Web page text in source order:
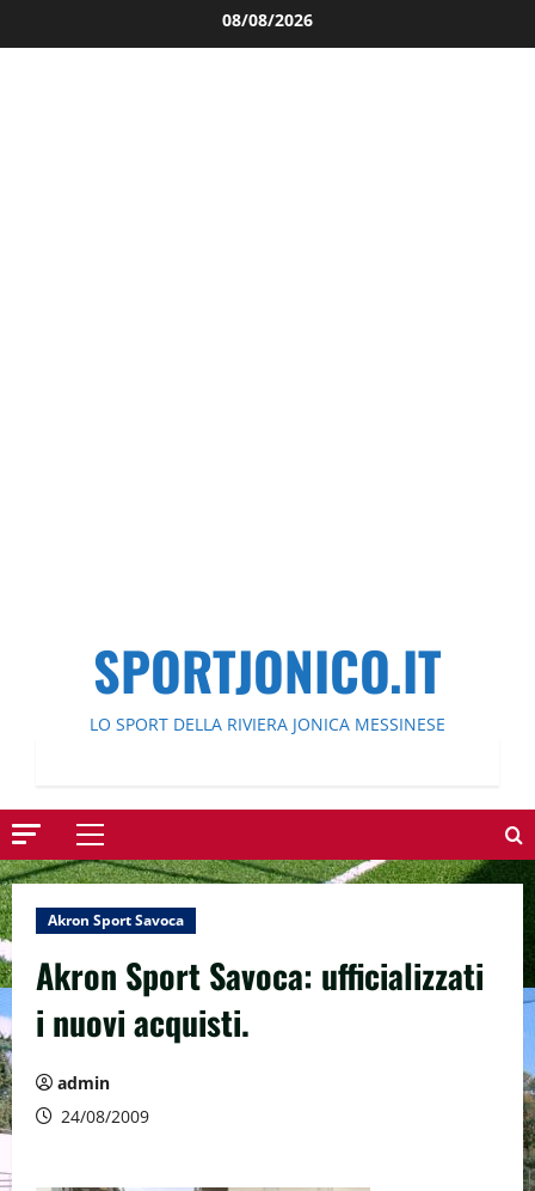
al
08/08/2026
SPORTJONICO.IT
LO SPORT DELLA RIVIERA JONICA MESSINESE
Menu
principale
Akron Sport Savoca
Akron Sport Savoca: ufficializzati
i nuovi acquisti.
admin
24/08/2009